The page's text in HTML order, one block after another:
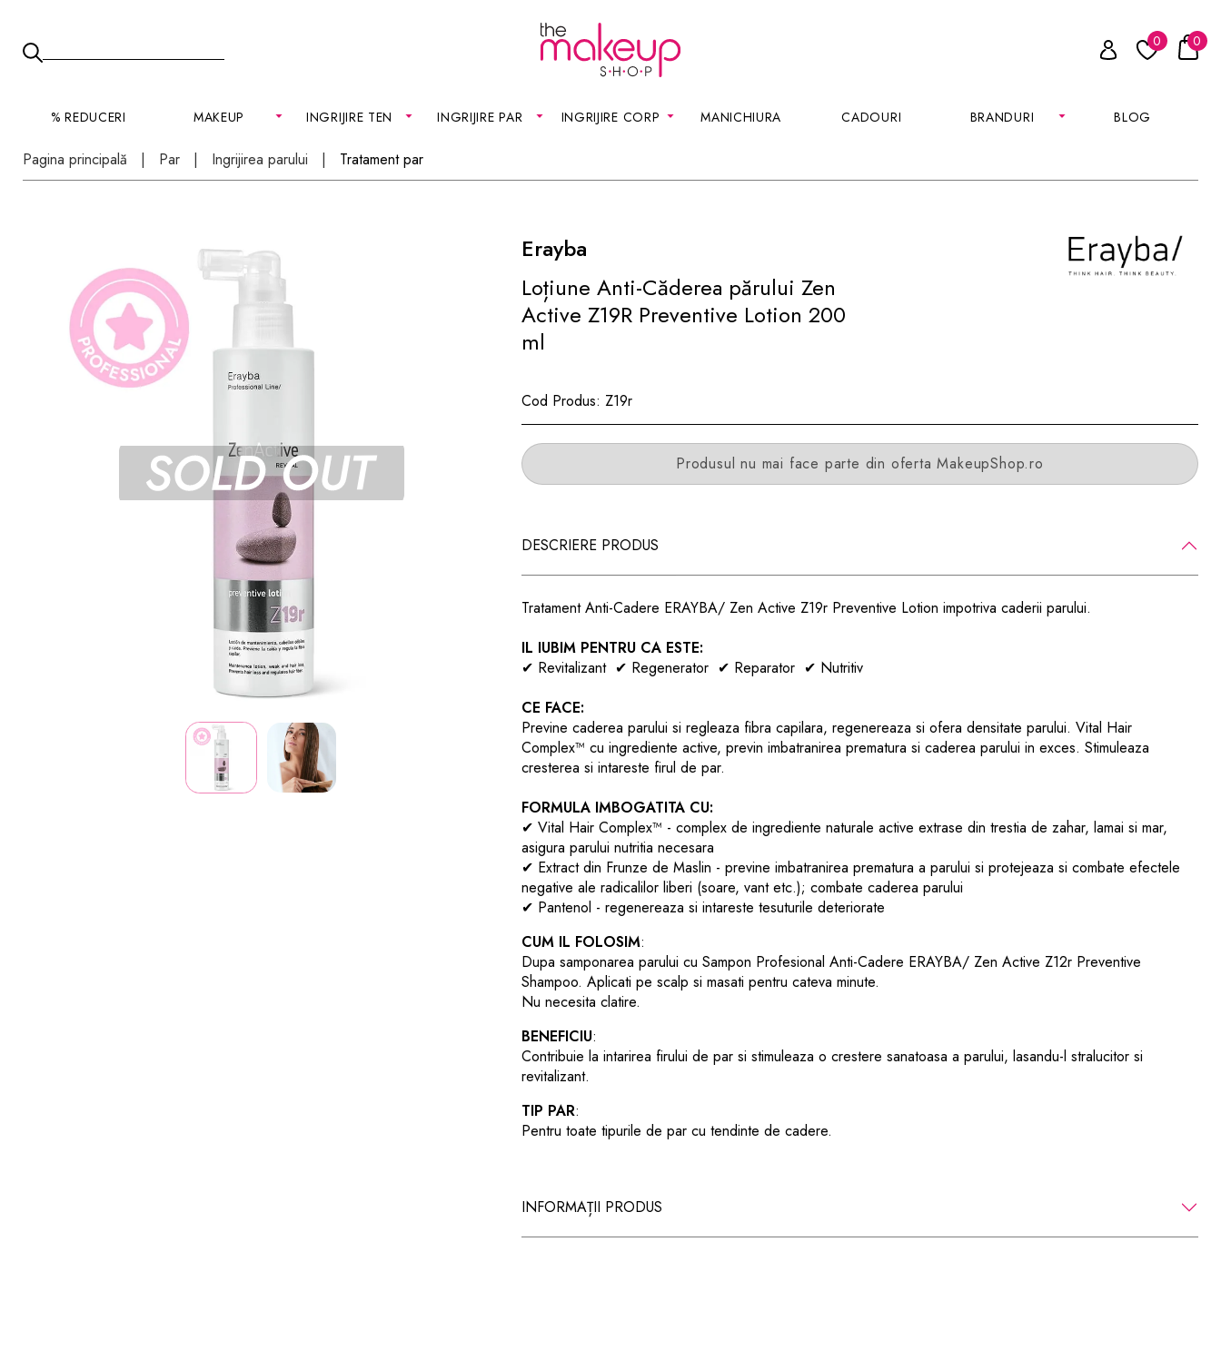
0 0
% REDUCERI MAKEUP INGRIJIRE TEN INGRIJIRE PAR INGRIJIRE CORP MANICHIURA CADOURI BRANDURI BLOG
Pagina principală Par Ingrijirea parului Tratament par
Erayba
Loțiune Anti-Căderea părului Zen
Active Z19R Preventive Lotion 200
ml
Cod Produs:Z19r
Produsul nu mai face parte din oferta MakeupShop.ro
DESCRIERE PRODUS
Tratament Anti-Cadere ERAYBA/ Zen Active Z19r Preventive Lotion impotriva caderii parului.
IL IUBIM PENTRU CA ESTE:
✔ Revitalizant ✔ Regenerator ✔ Reparator ✔ Nutritiv
CE FACE:
Previne caderea parului si regleaza fibra capilara, regenereaza si ofera densitate parului. Vital Hair
Complex™ cu ingrediente active, previn imbatranirea prematura si caderea parului in exces. Stimuleaza
cresterea si intareste firul de par.
FORMULA IMBOGATITA CU:
✔Vital Hair Complex™ - complex de ingrediente naturale active extrase din trestia de zahar, lamai si mar,
asigura parului nutritia necesara
✔ Extract din Frunze de Maslin - previne imbatranirea prematura a parului si protejeaza si combate efectele
negative ale radicalilor liberi (soare, vant etc.); combate caderea parului
✔ Pantenol - regenereaza si intareste tesuturile deteriorate
CUM IL FOLOSIM:
Dupa samponarea parului cu Sampon Profesional Anti-Cadere ERAYBA/ Zen Active Z12r Preventive
Shampoo. Aplicati pe scalp si masati pentru cateva minute.
Nu necesita clatire.
BENEFICIU:
Contribuie la intarirea firului de par si stimuleaza o crestere sanatoasa a parului, lasandu-l stralucitor si
revitalizant.
TIP PAR:
Pentru toate tipurile de par cu tendinte de cadere.
INFORMAȚII PRODUS